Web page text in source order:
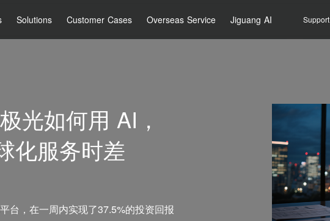
Solutions Customer Cases Overseas Service Jiguang AI Support
光如何用 AI，
化服务时差
台，在一周内实现了37.5%的投资回报